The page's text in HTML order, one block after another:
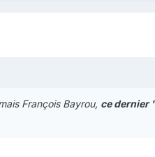
François Bayrou, ce dernier